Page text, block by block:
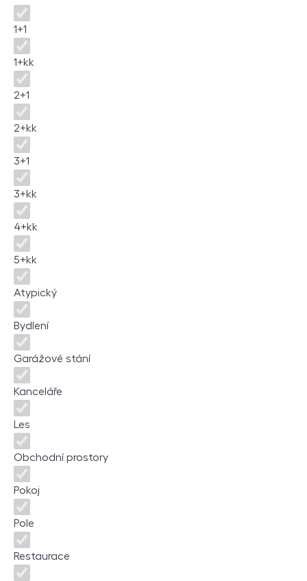
Dispozice
1+1
1+kk
2+1
2+kk
3+1
3+kk
4+kk
5+kk
Atypický
Bydlení
Garážové stání
Kanceláře
Les
Obchodní prostory
Pokoj
Pole
Restaurace